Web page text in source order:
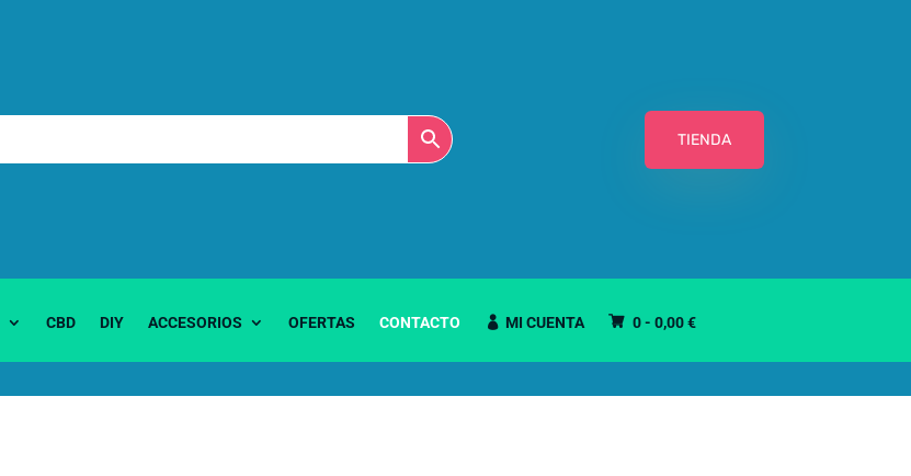
TIENDA
CBD DIY ACCESORIOS OFERTAS CONTACTO MI CUENTA 0 - 0,00€